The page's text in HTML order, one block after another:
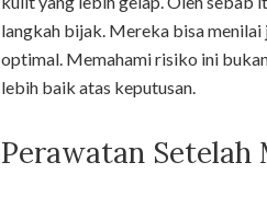
langkah bijak. Mereka bisa menilai
optimal. Memahami risiko ini
lebih baik atas keputusan.
Perawatan Setelah